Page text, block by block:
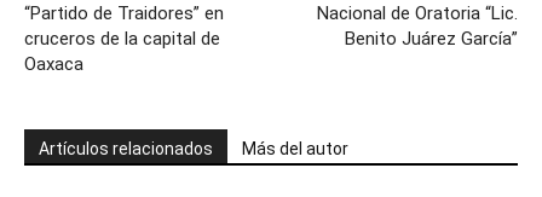
“Partido de Traidores” en
cruceros de la capital de
Oaxaca
Nacional de Oratoria “Lic.
Benito Juárez García”
Artículos relacionados Más del autor